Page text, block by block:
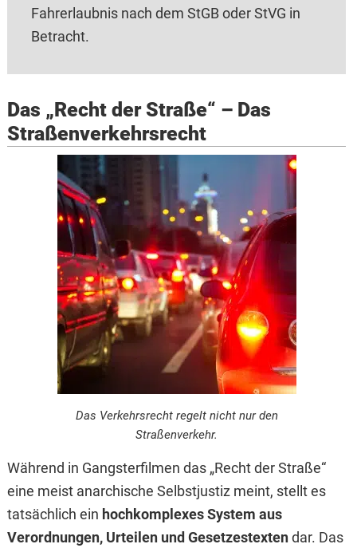
Fahrerlaubnis nach dem StGB oder StVG in
Betracht.
Das „Recht der Straße“ – Das
Straßenverkehrsrecht
Das Verkehrsrecht regelt nicht nur den
Straßenverkehr.
Während in Gangsterfilmen das „Recht der Straße“
eine meist anarchische Selbstjustiz meint, stellt es
tatsächlich ein hochkomplexes System aus
Verordnungen, Urteilen und Gesetzestextendar. Das